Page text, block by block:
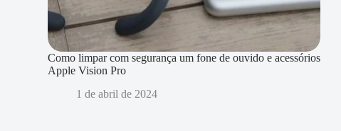
Como limpar com segurança um fone de ouvido e acessórios
Apple Vision Pro
1 de abril de 2024